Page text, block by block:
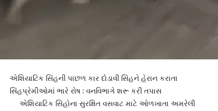
એશિયાટિક સિંહની પાછળ કાર દોડાવી સિંહને હેરાન કરાતા
સિંહપ્રેમીઓમાં ભારે રોષ : વનવિભાગે શરૂ કરી તપાસ
એશિયાટિક સિંહોના સુરક્ષિત વસવાટ માટે ઓળખાતા અમરેલી